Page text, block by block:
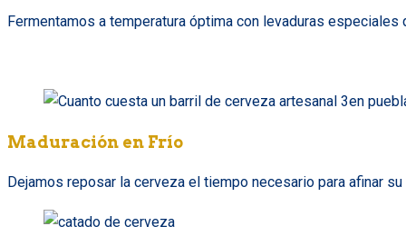
Fermentamos a temperatura óptima con levaduras especiales
Maduración en Frío
Dejamos reposar la cerveza el tiempo necesario para afinar